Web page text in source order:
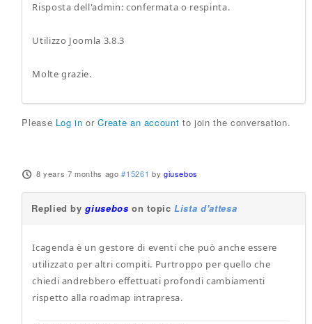
Risposta dell'admin: confermata o respinta.
Utilizzo Joomla 3.8.3
Molte grazie.
Please Log in orCreate an account to join the conversation.
8 years 7 months ago #15261 by giusebos
Replied bygiusebos on topicLista d'attesa
Icagenda è un gestore di eventi che può anche essere
utilizzato per altri compiti. Purtroppo per quello che
chiedi andrebbero effettuati profondi cambiamenti
rispetto alla roadmap intrapresa.